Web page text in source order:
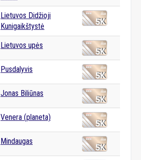
Lietuvos Didžioji
Kunigaikštystė
Lietuvos upės
Pusdalyvis
Jonas Biliūnas
Venera (planeta)
Mindaugas